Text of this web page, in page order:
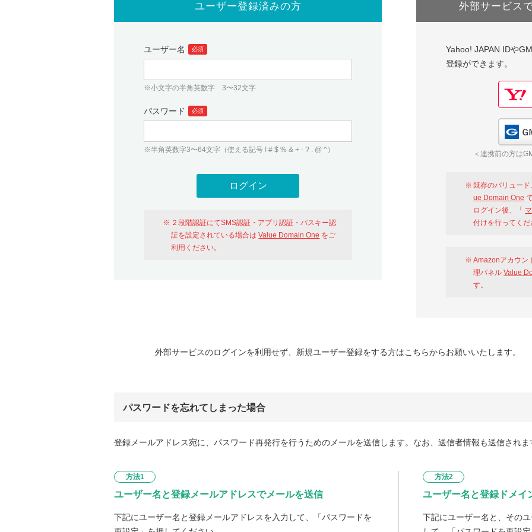
ユーザー登録済みの方
ユーザー名 必須
※小文字の半角英数字 3〜32文字
パスワード 必須
※半角英数字3〜64文字（使える記号 ! # $ % & + - ? . @ ^）
２段階認証にてSMS認証・アプリ認証・パスキー認
証を設定されている場合はValue Domain One をご
利用ください。
外部サービス
Yahoo! JAPAN IDや
登録ができます。
＜連携前の方は
既存のバリュー
ue Domain One
ログイン後、「
付けを行ってくだ
Amazonアカウン
理パネルValue
す。
外部サービスのログインを利用せず、新規ユーザー登録をする方はこちらからお願いいたします。
パスワードを忘れてしまった場合
登録メールアドレス宛に、パスワード再発行を行うためのメールを送信します。なお、送信者情報も送信されま
方法1
ユーザー名と登録メールアドレスでメールを送信
下記にユーザー名と登録メールアドレスを入力して、「パスワードを
方法2
ユーザー名と登録ドメイ
下記にユーザー名と、その